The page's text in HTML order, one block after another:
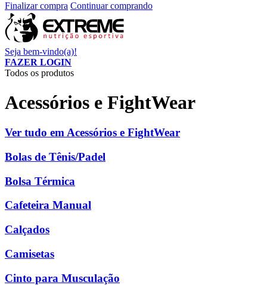
Finalizar compra Continuar comprando
Seja bem-vindo(a)!
FAZER LOGIN
Todos os produtos
Acessórios e FightWear
Ver tudo em Acessórios e FightWear
Bolas de Tênis/Padel
Bolsa Térmica
Cafeteira Manual
Calçados
Camisetas
Cinto para Musculação